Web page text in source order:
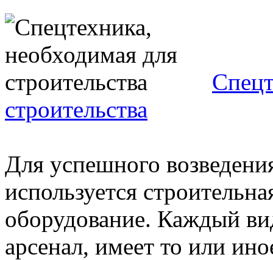
строительства
Для успешного
используется
оборудование. Каждый
арсенал, имеет то или